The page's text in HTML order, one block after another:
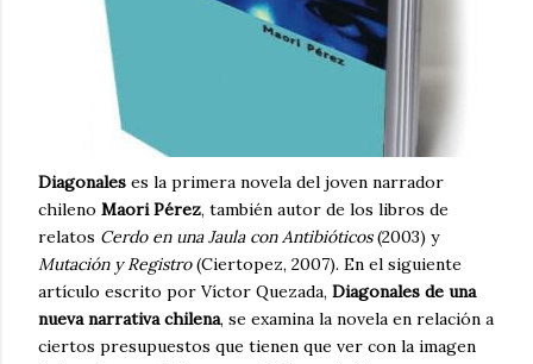
Diagonales es la primera novela del joven narrador
chileno Maori Pérez, también autor de los libros de
relatos Cerdo en una Jaula con Antibióticos(2003) y
Mutación y Registro(Ciertopez, 2007). En el siguiente
artículo escrito por Víctor Quezada, Diagonales de una
nueva narrativa chilena, se examina la novela en relación a
ciertos presupuestos que tienen que ver con la imagen